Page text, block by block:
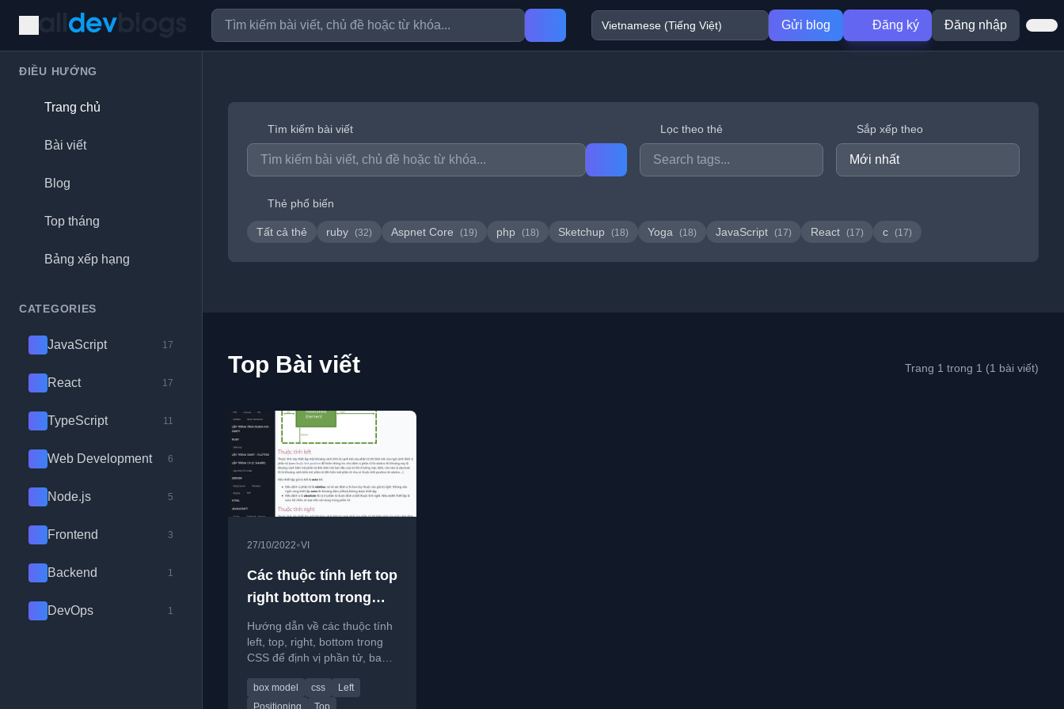
Gửi blog Đăng ký Đăng nhập
ĐIỀU HƯỚNG
Trang chủ
Bài viết
Blog
Top tháng
Bảng xếp hạng
CATEGORIES
JavaScript 17
React 17
TypeScript 11
Web Development 6
Node.js 5
Frontend 3
Backend 1
DevOps 1
Tìm kiếm bài viết Lọc theo thẻ Sắp xếp theo
Thẻ phổ biến
Tất cả thẻ ruby (32) Aspnet Core (19) php (18) Sketchup (18) Yoga (18) JavaScript (17) React (17) c (17)
Top Bài viết Trang 1 trong 1 (1 bài viết)
27/10/2022•VI
Các thuộc tính left top
right bottom trong
CSS
Hướng dẫn về các thuộc tính
left, top, right, bottom trong
CSS để định vị phần tử, bao
dụng.
box model css
Left
Positioning
Top